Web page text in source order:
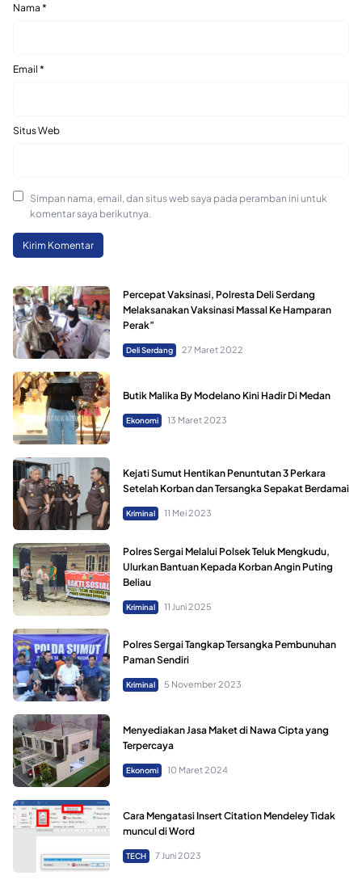
Nama *
Email *
Situs Web
Simpan nama, email, dan situs web saya pada peramban ini untuk
komentar saya berikutnya.
Percepat Vaksinasi, Polresta Deli Serdang
Melaksanakan Vaksinasi Massal Ke Hamparan
Perak”
Deli Serdang 27 Maret 2022
Butik Malika By Modelano Kini Hadir Di Medan
Ekonomi 13 Maret 2023
Kejati Sumut Hentikan Penuntutan 3 Perkara
Setelah Korban dan Tersangka Sepakat Berdamai
Kriminal 11 Mei 2023
Polres Sergai Melalui Polsek Teluk Mengkudu,
Ulurkan Bantuan Kepada Korban Angin Puting
Beliau
Kriminal 11 Juni 2025
Polres Sergai Tangkap Tersangka Pembunuhan
Paman Sendiri
Kriminal 5 November 2023
Menyediakan Jasa Maket di Nawa Cipta yang
Terpercaya
Ekonomi 10 Maret 2024
Cara Mengatasi Insert Citation Mendeley Tidak
muncul di Word
TECH 7 Juni 2023